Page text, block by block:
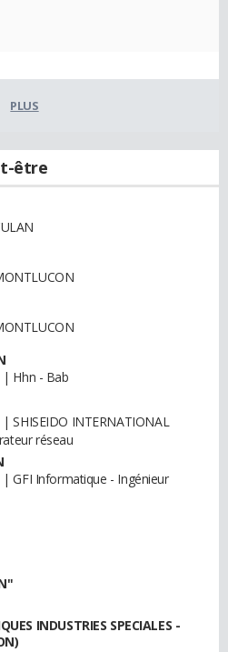
PLUS
être
Hhn - Bab
SHISEIDO INTERNATIONAL
réseau
GFI Informatique - Ingénieur
INDUSTRIES SPECIALES -